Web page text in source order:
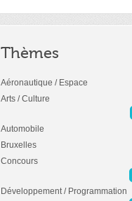
Thèmes
Aéronautique / Espace
Arts / Culture
Automobile
Bruxelles
Concours
Développement / Programmation